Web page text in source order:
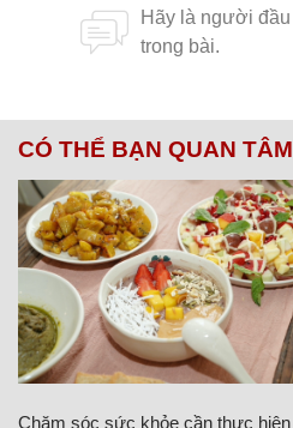
CÓ THỂ BẠN QUAN TÂM
Chăm sóc sức khỏe cần thực hiện